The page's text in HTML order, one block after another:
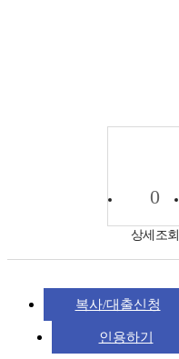
0
상세조회
복사/대출신청
인용하기